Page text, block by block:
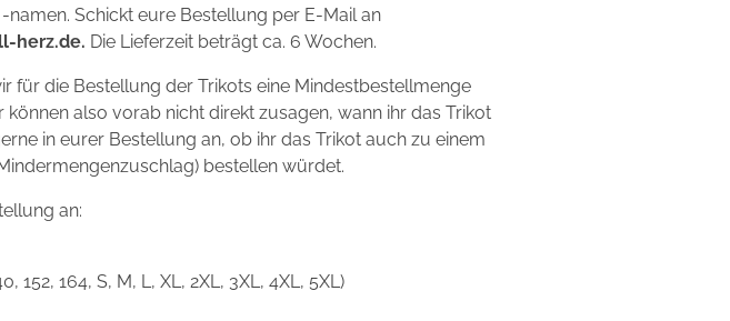
Schickt eure Bestellung per E-Mail an
herz.de. Die Lieferzeit beträgt ca. 6 Wochen.
für die Bestellung der Trikots eine Mindestbestellmenge
können also vorab nicht direkt zusagen, wann ihr das Trikot
in eurer Bestellung an, ob ihr das Trikot auch zu einem
bestellen würdet.
an:
152, 164, S, M, L, XL, 2XL, 3XL, 4XL, 5XL)